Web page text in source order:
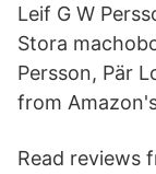
Leif G W
Stora
Persson, Pär
from
Read reviews